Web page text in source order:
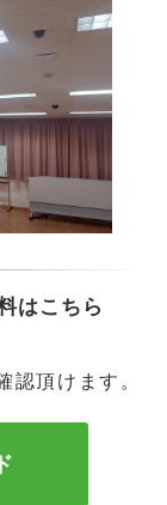
はこちら
認頂けます。